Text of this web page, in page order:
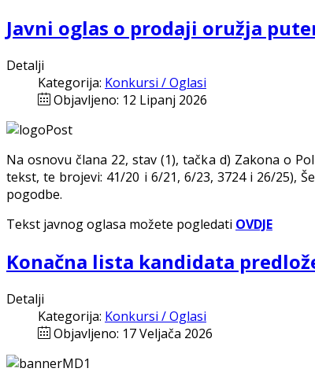
Javni oglas o prodaji oružja
Detalji
Kategorija: Konkursi / Oglasi
Objavljeno: 12 Lipanj 2026
Na osnovu člana 22, stav (1), tačka d) Zakona o
tekst, te brojevi: 41/20 i 6/21, 6/23, 3724 i 26/25),
pogodbe.
Tekst javnog oglasa možete pogledati OVDJE
Konačna lista kandidata
Detalji
Kategorija: Konkursi / Oglasi
Objavljeno: 17 Veljača 2026